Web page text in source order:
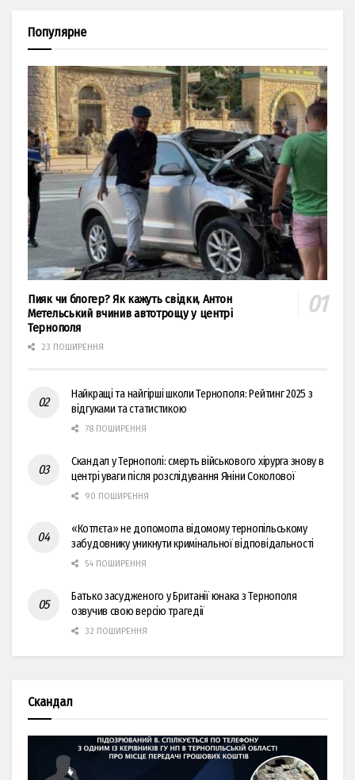
Популярне
Пияк чи блогер? Як кажуть свідки, Антон
Метельський вчинив автотрощу у центрі
Тернополя
23 ПОШИРЕННЯ
Найкращі та найгірші школи Тернополя: Рейтинг 2025 з
відгуками та статистикою
78 ПОШИРЕННЯ
Скандал у Тернополі: смерть військового хірурга знову в
центрі уваги після розслідування Яніни Соколової
90 ПОШИРЕННЯ
«Котлєта» не допомогла відомому тернопільському
забудовнику уникнути кримінальної відповідальності
54 ПОШИРЕННЯ
Батько засудженого у Британії юнака з Тернополя
озвучив свою версію трагедії
32 ПОШИРЕННЯ
Скандал